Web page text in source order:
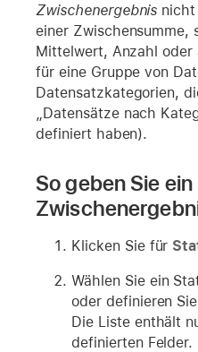
Zwischenergebnis nicht
einer Zwischensumme,
Mittelwert, Anzahl
für eine Gruppe von
Datensatzkategorien,
„Datensätze nach
definiert haben).
So geben Sie ein
Klicken Sie für
Wählen Sie ein
oder definieren
Die Liste enthält
definierten Felder.